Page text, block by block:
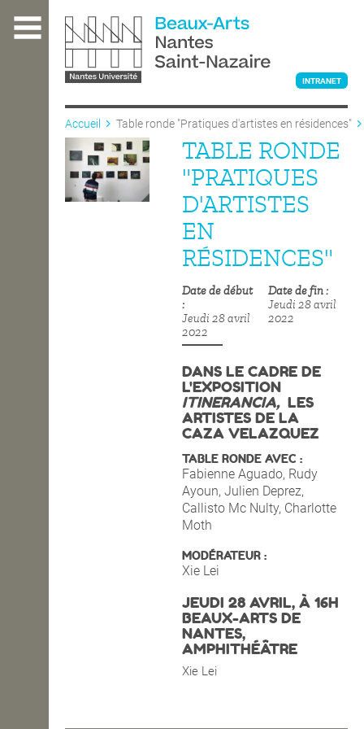
contenu
L'ÉCOLE
INTRANET
Accueil Table ronde "Pratiques d'artistes en résidences"
TABLE RONDE
"PRATIQUES
D'ARTISTES
EN
RÉSIDENCES"
Date de début
Jeudi 28 avril
2022
Date de fin
Jeudi 28 avril
2022
DANS LE CADRE DE
L'EXPOSITION
ITINERANCIA,LES
ARTISTES DE LA
CAZA VELAZQUEZ
TABLE RONDE AVEC :
Fabienne Aguado, Rudy
Ayoun, Julien Deprez,
Callisto Mc Nulty, Charlotte
Moth
MODÉRATEUR :
Xie Lei
JEUDI 28 AVRIL, À 16H
BEAUX-ARTS DE
NANTES,
AMPHITHÉÂTRE
Xie Lei